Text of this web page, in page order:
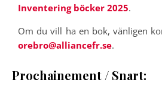
Inventering böcker 2025.
Om du vill ha en bok, vänligen
orebro@alliancefr.se.
Prochainement / Snart: